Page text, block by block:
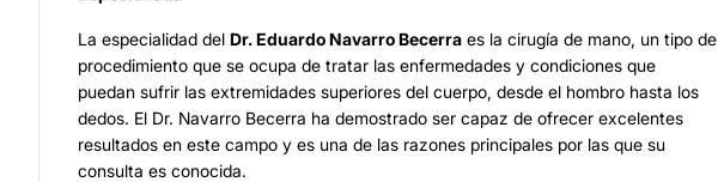
La especialidad del Dr. Eduardo Navarro Becerra es la cirugía de mano, un tipo de
procedimiento que se ocupa de tratar las enfermedades y condiciones que
puedan sufrir las extremidades superiores del cuerpo, desde el hombro hasta los
dedos. El Dr. Navarro Becerra ha demostrado ser capaz de ofrecer excelentes
resultados en este campo y es una de las razones principales por las que su
consulta es conocida.